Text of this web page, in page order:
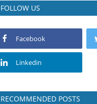
FOLLOW US
Facebook
Linkedin
RECOMMENDED POSTS